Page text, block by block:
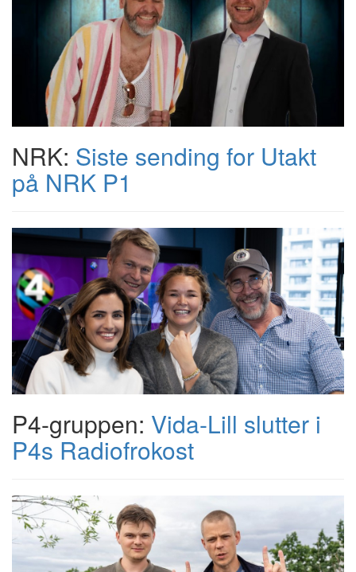
NRK: Siste sending for Utakt
på NRK P1
P4-gruppen: Vida-Lill slutter i
P4s Radiofrokost